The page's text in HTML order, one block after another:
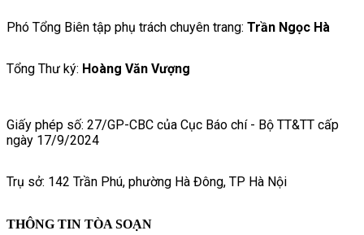
Phó Tổng Biên tập phụ trách chuyên trang: Trần Ngọc Hà
Tổng Thư ký: Hoàng Văn Vượng
Giấy phép số: 27/GP-CBC của Cục Báo chí - Bộ TT&TT cấp
ngày 17/9/2024
Trụ sở: 142 Trần Phú, phường Hà Đông, TP Hà Nội
THÔNG TIN TÒA SOẠN